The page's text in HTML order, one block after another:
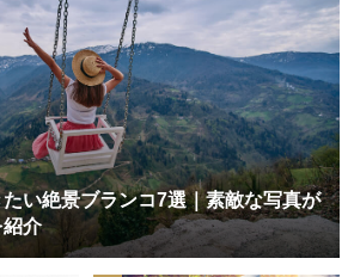
い絶景ブランコ7選｜素敵な写真が
介